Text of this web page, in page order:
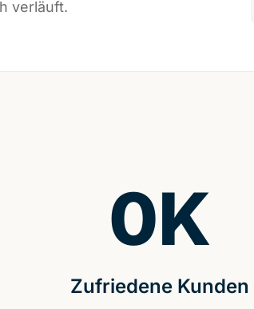
verläuft.
Zufriedene Kunden
0K